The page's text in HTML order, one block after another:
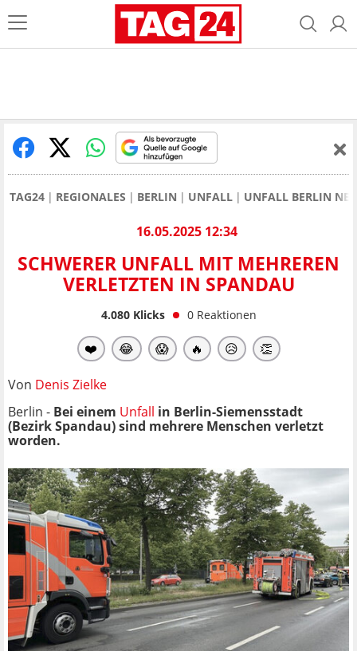
TAG24 REGIONALES BERLIN UNFALL UNFALL BERLIN
16.05.2025 12:34
SCHWERER UNFALL MIT MEHREREN
VERLETZTEN IN SPANDAU
4.080Klicks 0 Reaktionen
❤️ 😂 😱 🔥 😥 👏
Von Denis Zielke
Berlin - Bei einem Unfall in Berlin-Siemensstadt
(Bezirk Spandau) sind mehrere Menschen verletzt
worden.